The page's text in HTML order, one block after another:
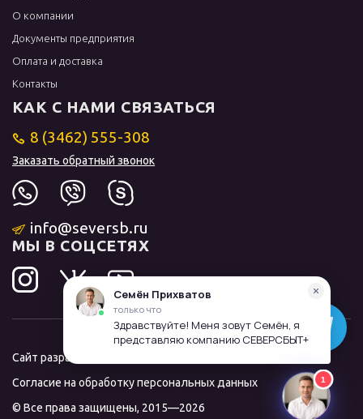
О компании
Документы предприятия
Оплата и доставка
Контакты
КАК С НАМИ СВЯЗАТЬСЯ
8 (3462) 555-308
Заказать обратный звонок
info@seversb.ru
МЫ В СОЦСЕТЯХ
Сайт разработал и продвинул
Согласие на обработку персональных данных
© Все права защищены, 2015—2026